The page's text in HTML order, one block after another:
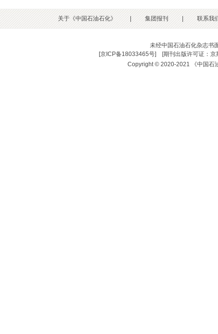
关于《中国石油石化》 集团报刊 联系我
未经中国石油石化杂志书
[京ICP备18033465号] [期刊出版许可证：
Copyright © 2020-2021 《中国石